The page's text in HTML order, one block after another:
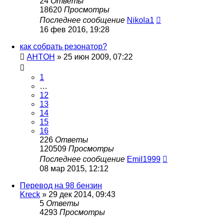
18620 Просмотры
Последнее сообщение Nikola1
16 фев 2016, 19:28
как собрать резонатор?
АHTОH » 25 июн 2009, 07:22
1
…
12
13
14
15
16
226 Ответы
120509 Просмотры
Последнее сообщение Emil1999
08 мар 2015, 12:12
Перевод на 98 бензин
Kreck » 29 дек 2014, 09:43
5 Ответы
4293 Просмотры